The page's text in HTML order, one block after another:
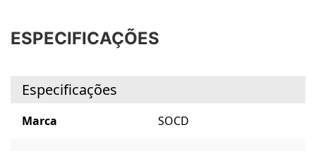
ESPECIFICAÇÕES
Especificações
Marca SOCD